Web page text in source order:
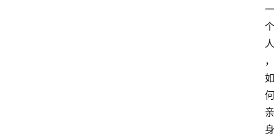
一
个
人
，
如
何
亲
身